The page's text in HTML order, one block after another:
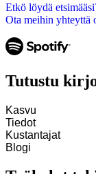
Etkö löydä
Ota meihin yhteyttä
Tutustu
Kasvu
Tiedot
Kustantajat
Blogi